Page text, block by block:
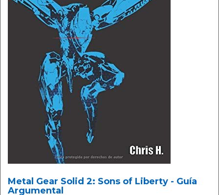
Metal Gear Solid 2: Sons of Liberty - Guía
Argumental